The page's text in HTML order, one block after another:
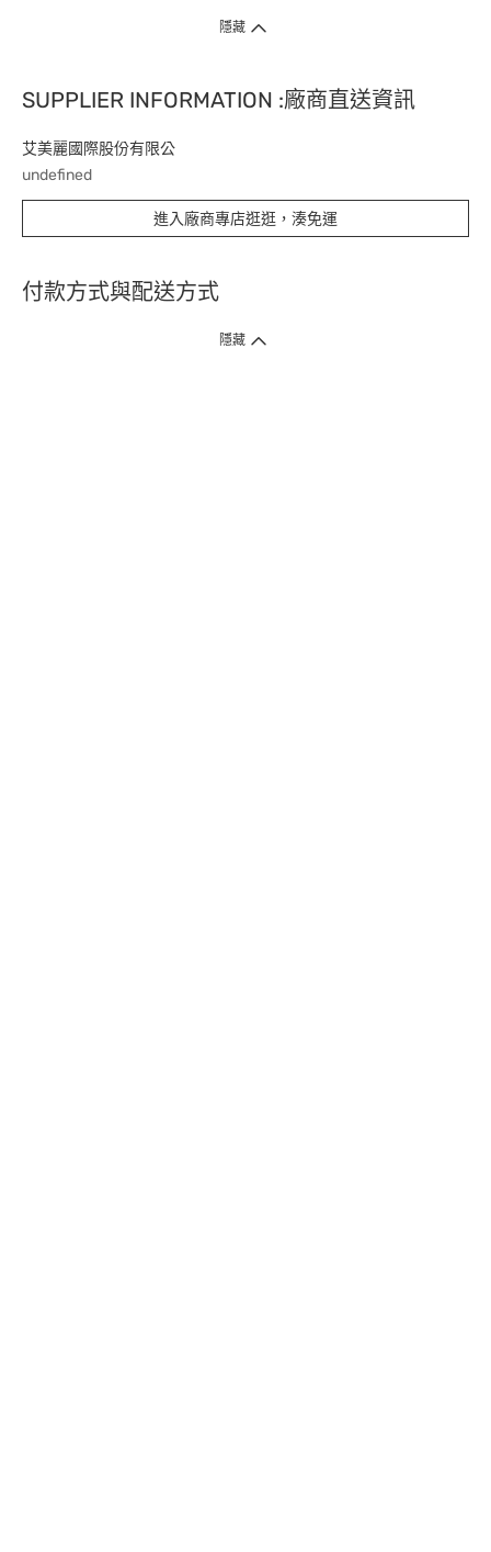
隱藏
SUPPLIER INFORMATION :廠商直送資訊
艾美麗國際股份有限公
undefined
進入廠商專店逛逛，湊免運
付款方式與配送方式
隱藏